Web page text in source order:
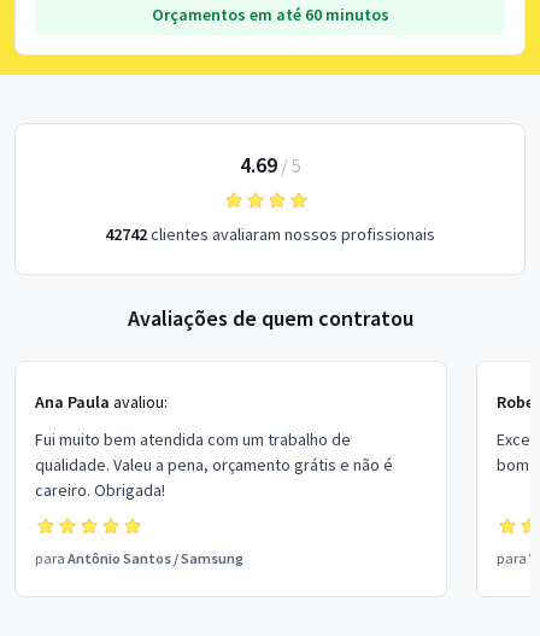
Orçamentos em até 60 minutos
4.69/ 5
42742clientes avaliaram nossos profissionais
Avaliações de quem contratou
Ana Paula avaliou:
Fui muito bem atendida com um trabalho de
qualidade. Valeu a pena, orçamento grátis e não é
careiro. Obrigada!
para Antônio Santos /Samsung
bom
para